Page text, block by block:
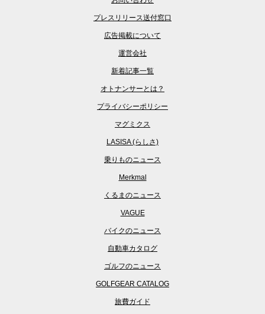
プレスリリース送付窓口
広告掲載について
運営会社
新着記事一覧
オトナンサーとは？
プライバシーポリシー
マグミクス
LASISA (らしさ)
乗りものニュース
Merkmal
くるまのニュース
VAGUE
バイクのニュース
自動車カタログ
ゴルフのニュース
GOLFGEAR CATALOG
旅費ガイド